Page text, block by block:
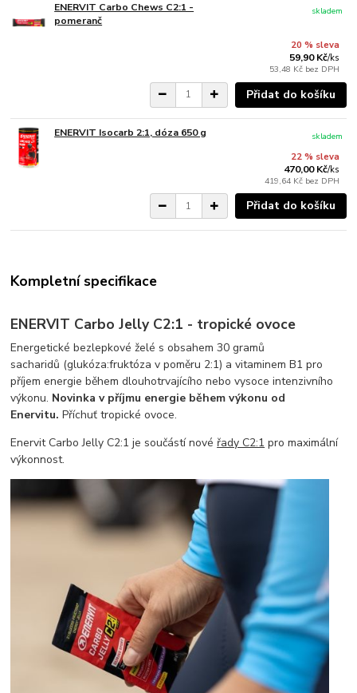
ENERVIT Carbo Chews C2:1 -
pomeranč
20 % sleva
59,90 Kč/ks
53,48 Kč bez DPH
skladem
Přidat do košíku
ENERVIT Isocarb 2:1, dóza 650 g
22 % sleva
470,00 Kč/ks
419,64 Kč bez DPH
skladem
Přidat do košíku
Kompletní specifikace
ENERVIT Carbo Jelly C2:1 - tropické ovoce
Energetické bezlepkové želé s obsahem 30 gramů
sacharidů (glukóza:fruktóza v poměru 2:1) a vitaminem B1 pro
příjem energie během dlouhotrvajícího nebo vysoce intenzivního
výkonu. Novinka v příjmu energie během výkonu od
Enervitu.Příchuť tropické ovoce.
Enervit Carbo Jelly C2:1 je součástí nové řady C2:1 pro maximální
výkonnost.